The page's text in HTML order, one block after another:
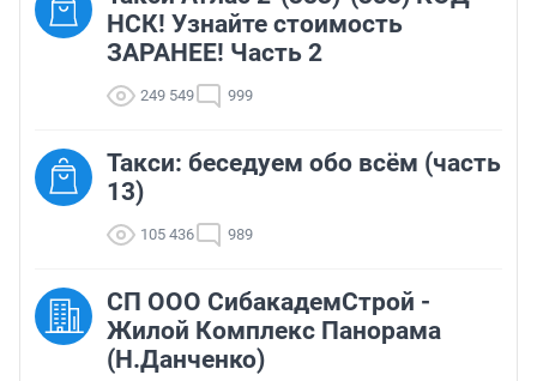
НСК! Узнайте стоимость
ЗАРАНЕЕ! Часть 2
249 549 999
Такси: беседуем обо всём (часть
13)
105 436 989
СП ООО СибакадемСтрой -
Жилой Комплекс Панорама
(Н.Данченко)